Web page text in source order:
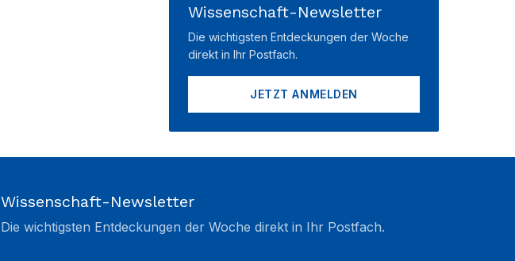
Wissenschaft-Newsletter
Die wichtigsten Entdeckungen der Woche
direkt in Ihr Postfach.
JETZT ANMELDEN
Wissenschaft-Newsletter
Die wichtigsten Entdeckungen der Woche direkt in Ihr Postfach.